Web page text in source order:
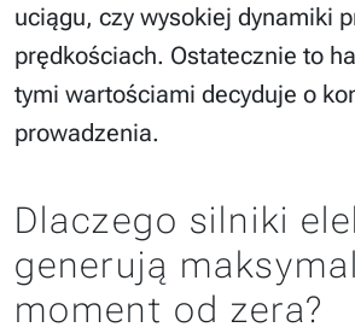
uciągu, czy wysokiej dynamiki
prędkościach. Ostatecznie to
tymi wartościami decyduje o
prowadzenia.
Dlaczego silniki
generują
moment od zera?